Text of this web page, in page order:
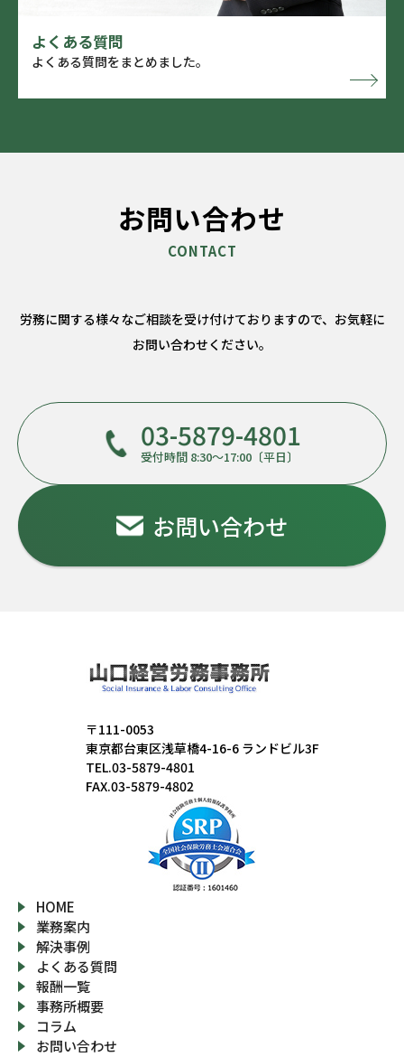
よくある質問
よくある質問をまとめました。
お問い合わせ
労務に関する様々なご相談を受け付けておりますので、 お気軽に
お問い合わせください。
03-5879-4801
受付時間 8:30～17:00〔平日〕
お問い合わせ
〒111-0053
東京都台東区浅草橋4-16-6 ランドビル3F
TEL.03-5879-4801
FAX.03-5879-4802
HOME
業務案内
解決事例
よくある質問
報酬一覧
事務所概要
コラム
お問い合わせ